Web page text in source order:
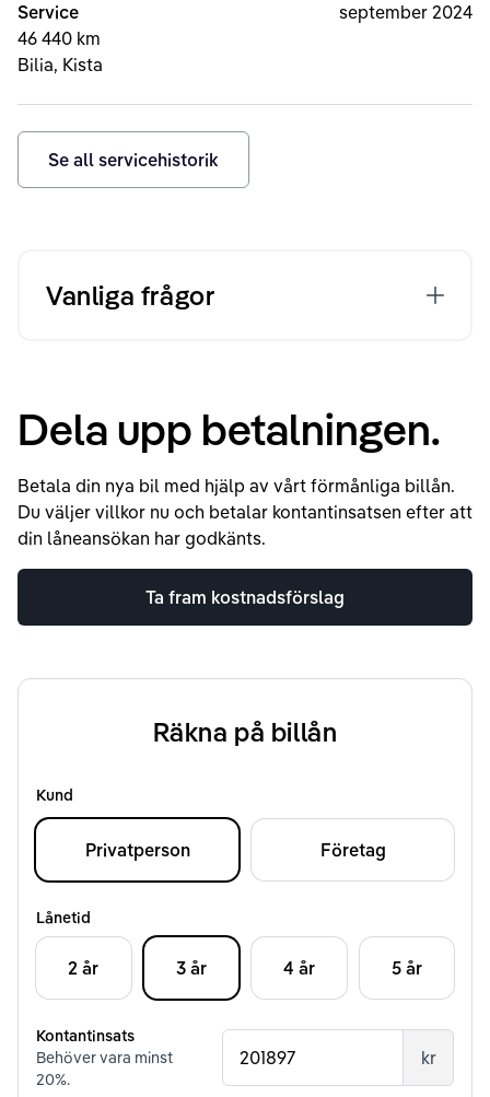
Service
46 440 km
Bilia, Kista
september 2024
Se all servicehistorik
Vanliga frågor
Dela upp betalningen.
Betala din nya bil med hjälp av vårt förmånliga billån.
Du väljer villkor nu och betalar kontantinsatsen efter att
din låneansökan har godkänts.
Ta fram kostnadsförslag
Räkna på billån
Kund
Privatperson Företag
Lånetid
2 år 3 år 4 år 5 år
Kontantinsats
Behöver vara minst
20%.
kr